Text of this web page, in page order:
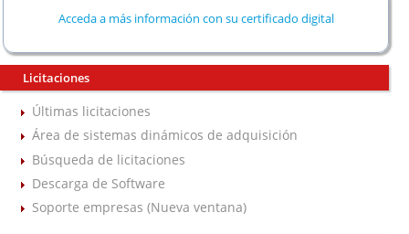
Acceda a más información con su certificado digital
Licitaciones
Últimas licitaciones
Área de sistemas dinámicos de adquisición
Búsqueda de licitaciones
Descarga de Software
Soporte empresas (Nueva ventana)